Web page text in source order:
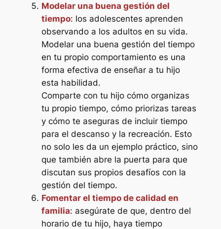
Modelar una buena gestión del
tiempo: los adolescentes aprenden
observando a los adultos en su vida.
Modelar una buena gestión del tiempo
en tu propio comportamiento es una
forma efectiva de enseñar a tu hijo
esta habilidad.
Comparte con tu hijo cómo organizas
tu propio tiempo, cómo priorizas tareas
y cómo te aseguras de incluir tiempo
para el descanso y la recreación. Esto
no solo les da un ejemplo práctico, sino
que también abre la puerta para que
discutan sus propios desafíos con la
gestión del tiempo.
Fomentar el tiempo de calidad en
familia: asegúrate de que, dentro del
horario de tu hijo, haya tiempo